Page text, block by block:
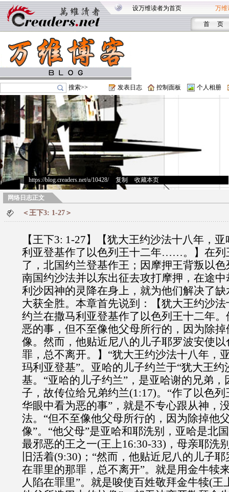
设万维读者为首页 万维
首 页
搜索>> 发表日志 控制面板 个人相册
https://blog.creaders.net/u/10428/> 复制 收藏本页
网络日志正文
＜王下3: 1-27＞
【王下3: 1-27】【犹大王约沙法十八年，
利亚登基作了以色列王十二年……。】在列
了，北国约兰登基作王；因摩押王背叛以
南国约沙法并以东出征去攻打摩押，在途
利沙因神的灵降在身上，就为他们解决了
大获全胜。本章首先说到：【犹大王约沙
约兰在撒马利亚登基作了以色列王十二年
恶的事，但不至像他父母所行的，因为除
像。然而，他贴近尼八的儿子耶罗波安使
罪，总不离开。】“犹大王约沙法十八年，
玛利亚登基”。亚哈的儿子约兰于“犹大王约
基。“亚哈的儿子约兰”，是亚哈谢的兄弟
子，故传位给兄弟约兰(1:17)。“作了以色
华眼中看为恶的事”，就是不专心跟从神，
法。“但不至像他父母所行的，因为除掉他
像”。“他父母”是亚哈和耶洗别，亚哈是北
最邪恶的王之一(王上16:30-33)，母亲耶洗
旧活着(9:30)；“然而，他贴近尼八的儿子
在罪里的那罪，总不离开”。就是用金牛犊
人陷在罪里”。就是唆使百姓敬拜金牛犊(王